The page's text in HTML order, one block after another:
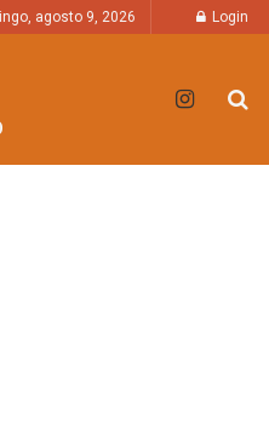
agosto 9, 2026 Login